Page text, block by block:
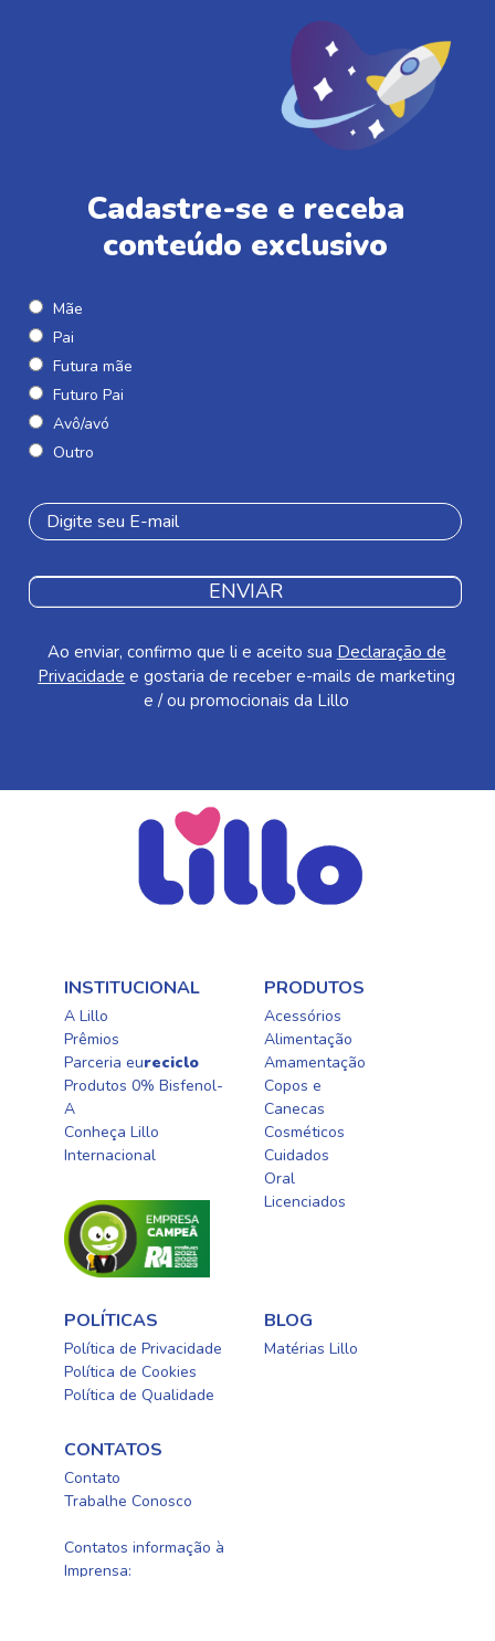
Cadastre-se e receba
conteúdo exclusivo
Mãe
Pai
Futura mãe
Futuro Pai
Avô/avó
Outro
ENVIAR
Ao enviar, confirmo que li e aceito sua Declaração de
Privacidade e gostaria de receber e-mails de marketing
e / ou promocionais da Lillo
INSTITUCIONAL
A Lillo
Prêmios
Parceria eureciclo
Produtos 0% Bisfenol-
A
Conheça Lillo
Internacional
PRODUTOS
Acessórios
Alimentação
Amamentação
Copos e
Canecas
Cosméticos
Cuidados
Oral​
Licenciados​
POLÍTICAS
Política de Privacidade
Política de Cookies
Política de Qualidade
BLOG
Matérias Lillo
CONTATOS
Contato
Trabalhe Conosco
Contatos informação à
Imprensa: